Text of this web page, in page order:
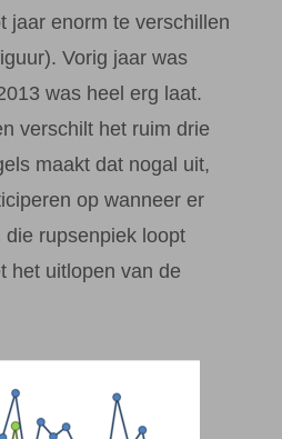
jaar enorm te verschillen
Vorig jaar was
was heel erg laat.
verschilt het ruim drie
maakt dat nogal uit,
op wanneer er
rupsenpiek loopt
het uitlopen van de